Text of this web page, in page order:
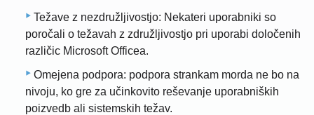
Težave z nezdružljivostjo: Nekateri uporabniki so
poročali o težavah z združljivostjo pri uporabi določenih
različic Microsoft Officea.
Omejena podpora: podpora strankam morda ne bo na
nivoju, ko gre za učinkovito reševanje uporabniških
poizvedb ali sistemskih težav.